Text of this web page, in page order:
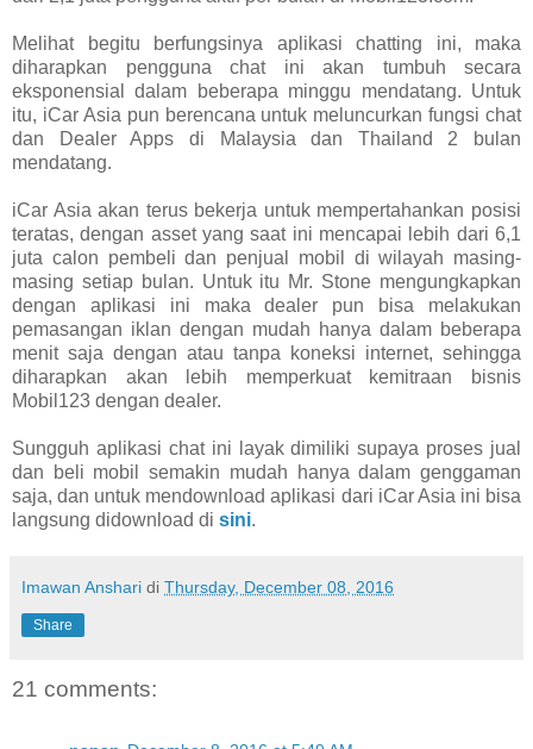
Melihat begitu berfungsinya aplikasi chatting ini, maka
diharapkan pengguna chat ini akan tumbuh secara
eksponensial dalam beberapa minggu mendatang. Untuk
itu, iCar Asia pun berencana untuk meluncurkan fungsi chat
dan Dealer Apps di Malaysia dan Thailand 2 bulan
mendatang.
iCar Asia akan terus bekerja untuk mempertahankan posisi
teratas, dengan asset yang saat ini mencapai lebih dari 6,1
juta calon pembeli dan penjual mobil di wilayah masing-
masing setiap bulan. Untuk itu Mr. Stone mengungkapkan
dengan aplikasi ini maka dealer pun bisa melakukan
pemasangan iklan dengan mudah hanya dalam beberapa
menit saja dengan atau tanpa koneksi internet, sehingga
diharapkan akan lebih memperkuat kemitraan bisnis
Mobil123 dengan dealer.
Sungguh aplikasi chat ini layak dimiliki supaya proses jual
dan beli mobil semakin mudah hanya dalam genggaman
saja, dan untuk mendownload aplikasi dari iCar Asia ini bisa
langsung didownload di sini.
Imawan Anshari di Thursday, December 08, 2016
Share
21 comments: